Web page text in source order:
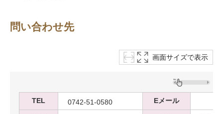
問い合わせ先
画面サイズで表示
TEL 0742-51-0580 Eメール